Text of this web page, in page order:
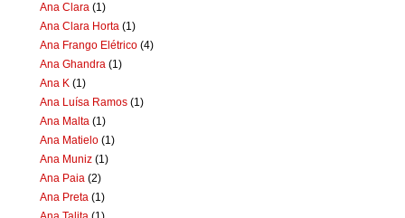
Ana Clara (1)
Ana Clara Horta (1)
Ana Frango Elétrico (4)
Ana Ghandra (1)
Ana K (1)
Ana Luísa Ramos (1)
Ana Malta (1)
Ana Matielo (1)
Ana Muniz (1)
Ana Paia (2)
Ana Preta (1)